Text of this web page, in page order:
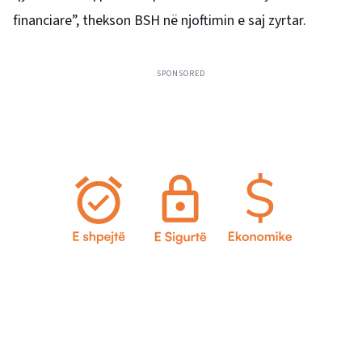
financiare”, thekson BSH në njoftimin e saj zyrtar.
SPONSORED